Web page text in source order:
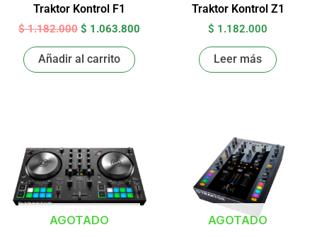
Traktor Kontrol F1
$1.182.000 $ 1.063.800
Añadir al carrito
Traktor Kontrol Z1
$ 1.182.000
Leer más
AGOTADO AGOTADO